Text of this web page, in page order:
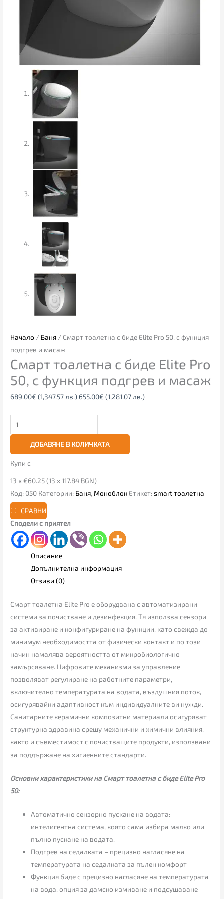
Начало / Баня / Смарт тоалетна с биде Elite Pro 50, с функция
подгрев и масаж
Смарт тоалетна с биде Elite Pro
50, с функция подгрев и масаж
689.00€(1,347.57 лв.) 655.00€ (1,281.07 лв.)
ДОБАВЯНЕ В КОЛИЧКАТА
Купи с
13 x €60.25 (13 x 117.84 BGN)
Код: 050 Категории: Баня, Моноблок Етикет:smart тоалетна
СРАВНИ
Сподели с приятел
Описание
Допълнителна информация
Отзиви (0)
Смарт тоалетна Elite Pro е оборудвана с автоматизирани
системи за почистване и дезинфекция. Тя използва сензори
за активиране и конфигуриране на функции, като свежда до
минимум необходимостта от физически контакт и по този
начин намалява вероятността от микробиологично
замърсяване. Цифровите механизми за управление
позволяват регулиране на работните параметри,
включително температурата на водата, въздушния поток,
осигурявайки адаптивност към индивидуалните ви нужди.
Санитарните керамични композитни материали осигуряват
структурна здравина срещу механични и химични влияния,
както и съвместимост с почистващите продукти, използвани
за поддържане на хигиенните стандарти.
Основни характеристики на Смарт тоалетна с биде Elite Pro
50:
Автоматично сензорно пускане на водата:
интелигентна система, която сама избира малко или
пълно пускане на водата.
Подгрев на седалката – прецизно нагласяне на
температурата на седалката за пълен комфорт
Функция биде с прецизно нагласяне на температурата
на вода, опция за дамско измиване и подсушаване